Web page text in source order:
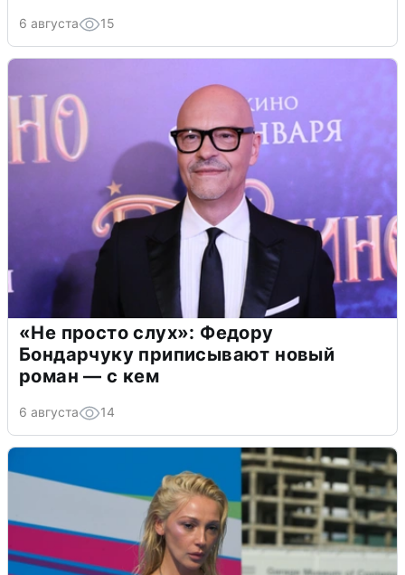
6 августа 15
«Не просто слух»: Федору
Бондарчуку приписывают новый
роман — с кем
6 августа 14